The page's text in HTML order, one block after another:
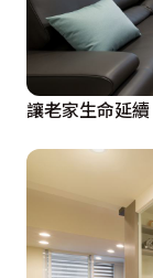
讓老家生命延